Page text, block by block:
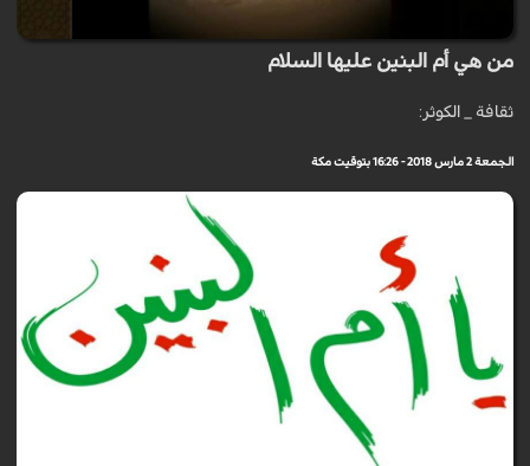
من هي أم البنين عليها السلام
ثقافة _ الكوثر:
الجمعة 2 مارس 2018 - 16:26 بتوقيت مكة